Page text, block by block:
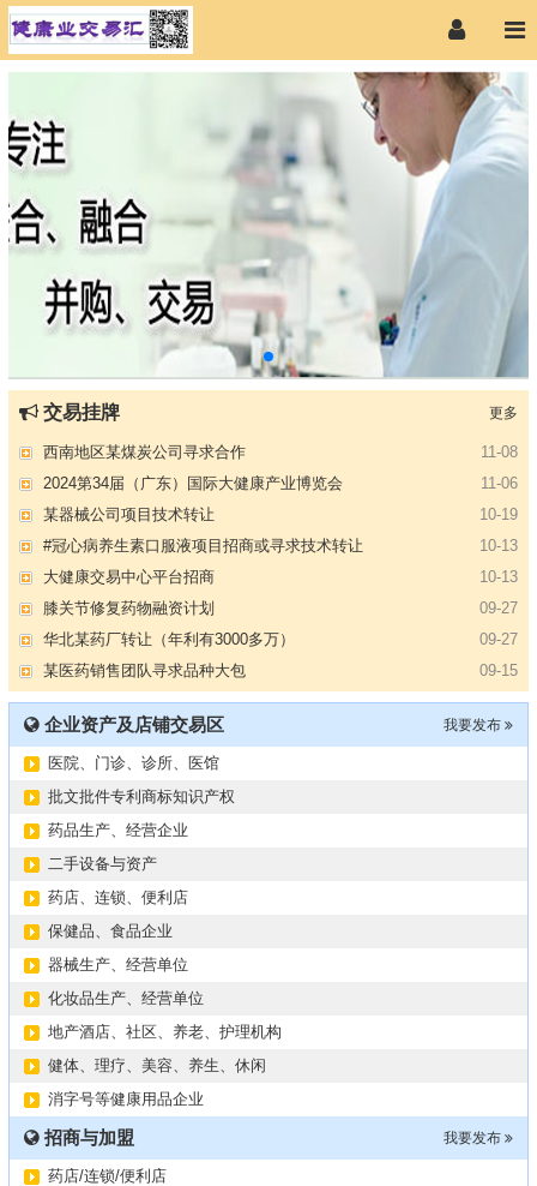
更多
交易挂牌
【专注投资】城投 交投 建投等国企项目合作
04-12
【寻求合作】海外代理、慈善机构
02-19
某资方在全国大量求购各地机构
01-14
代办港澳东南亚健康产品注册和平台搭建
01-08
南部地区某药厂转让【毛利65%年销售3亿左右】
01-01
资金解困 —财团直投
11-08
西南地区某煤炭公司寻求合作
11-06
2024第34届（广东）国际大健康产业博览会
10-19
某器械公司项目技术转让
10-13
#冠心病养生素口服液项目招商或寻求技术转让
10-13
大健康交易中心平台招商
09-27
膝关节修复药物融资计划
09-27
华北某药厂转让（年利有3000多万）
09-15
某医药销售团队寻求品种大包
09-08
“粤省心”为企业定制专业化的财务服务
07-09
【专注投资】城投 交投 建投等国企项目合作
【寻求合作】海外代理、慈善机构
某资方在全国大量求购各地机构
代办港澳东南亚健康产品注册和平台搭建
南部地区某药厂转让【毛利65%年销售3亿左右】
资金解困 —财团直投
西南地区某煤炭公司寻求合作
大健康交易中心平台招商
膝关节修复药物融资计划
华北某药厂转让（年利有3000多万）
09-15
某医药销售团队寻求品种大包
“粤省心”为企业定制专业化的财务服务
我要发布
企业资产及店铺交易区
医院、门诊、诊所、医馆
批文批件专利商标知识产权
药品生产、经营企业
二手设备与资产
药店、连锁、便利店
保健品、食品企业
器械生产、经营单位
化妆品生产、经营单位
地产酒店、社区、养老、护理机构
健体、理疗、美容、养生、休闲
消字号等健康用品企业
我要发布
招商与加盟
药店/连锁/便利店